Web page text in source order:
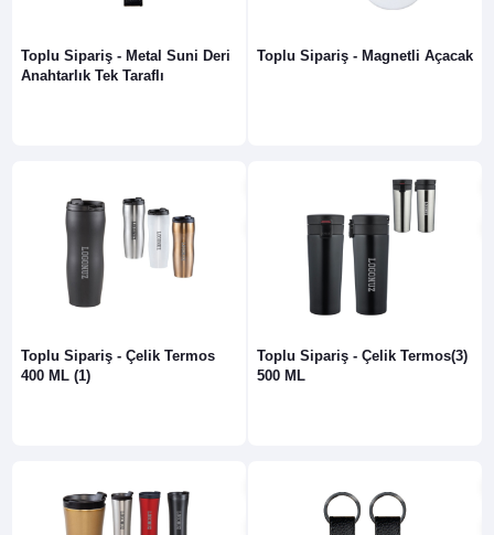
Toplu Sipariş - Metal Suni Deri
Anahtarlık Tek Taraflı
Toplu Sipariş - Magnetli Açacak
Toplu Sipariş - Çelik Termos
400 ML (1)
Toplu Sipariş - Çelik Termos(3)
500 ML